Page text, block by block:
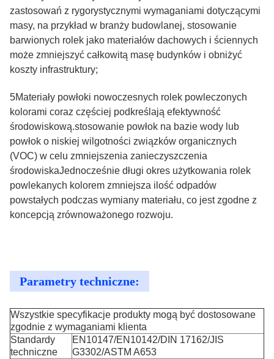
zastosowań z rygorystycznymi wymaganiami dotyczącymi
masy, na przykład w branży budowlanej, stosowanie
barwionych rolek jako materiałów dachowych i ściennych
może zmniejszyć całkowitą masę budynków i obniżyć
koszty infrastruktury;
5Materiały powłoki nowoczesnych rolek powleczonych
kolorami coraz częściej podkreślają efektywność
środowiskową.stosowanie powłok na bazie wody lub
powłok o niskiej wilgotności związków organicznych
(VOC) w celu zmniejszenia zanieczyszczenia
środowiskaJednocześnie długi okres użytkowania rolek
powlekanych kolorem zmniejsza ilość odpadów
powstałych podczas wymiany materiału, co jest zgodne z
koncepcją zrównoważonego rozwoju.
Parametry techniczne:
Wszystkie specyfikacje produkty mogą być dostosowane
zgodnie z wymaganiami klienta
Standardy
techniczne
EN10147/EN10142/DIN 17162/JIS
G3302/ASTM A653